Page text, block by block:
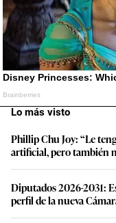
Lo más visto
Phillip Chu Joy: “Le
artificial, pero también
Diputados 2026-2031:
perfil de la nueva